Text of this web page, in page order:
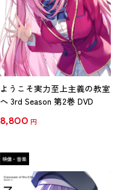
ようこそ実力至上主義の教室
へ 3rd Season 第2巻 DVD
8,800 円